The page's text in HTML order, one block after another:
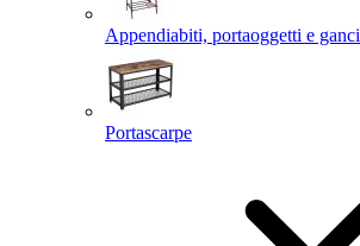
Appendiabiti, portaoggetti e ganci
Portascarpe